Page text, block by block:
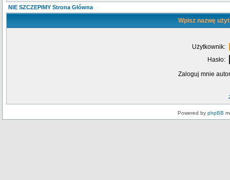
NIE SZCZEPIMY Strona Główna
Wpisz nazwę
Użytkownik:
Hasło:
Zaloguj mnie
Powered by phpBB